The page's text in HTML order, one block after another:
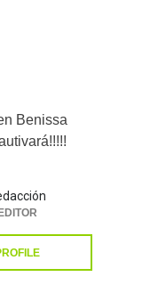
Benissa
EDITOR